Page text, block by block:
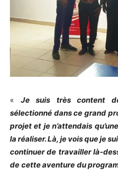
« Je suis très content
sélectionné dans ce grand
projet et je n’attendais
la réaliser. Là, je vois que je
continuer de travailler là-
de cette aventure du